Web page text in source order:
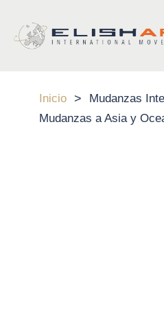
Inicio > Mudanzas
Mudanzas a Asia y